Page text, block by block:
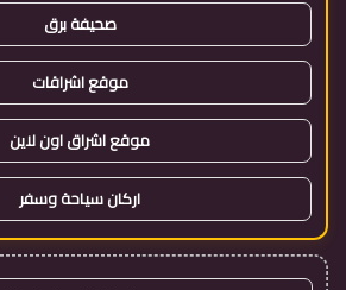
صحيفة برق
موقع اشراقات
موقع اشراق اون لاين
اركان سياحة وسفر